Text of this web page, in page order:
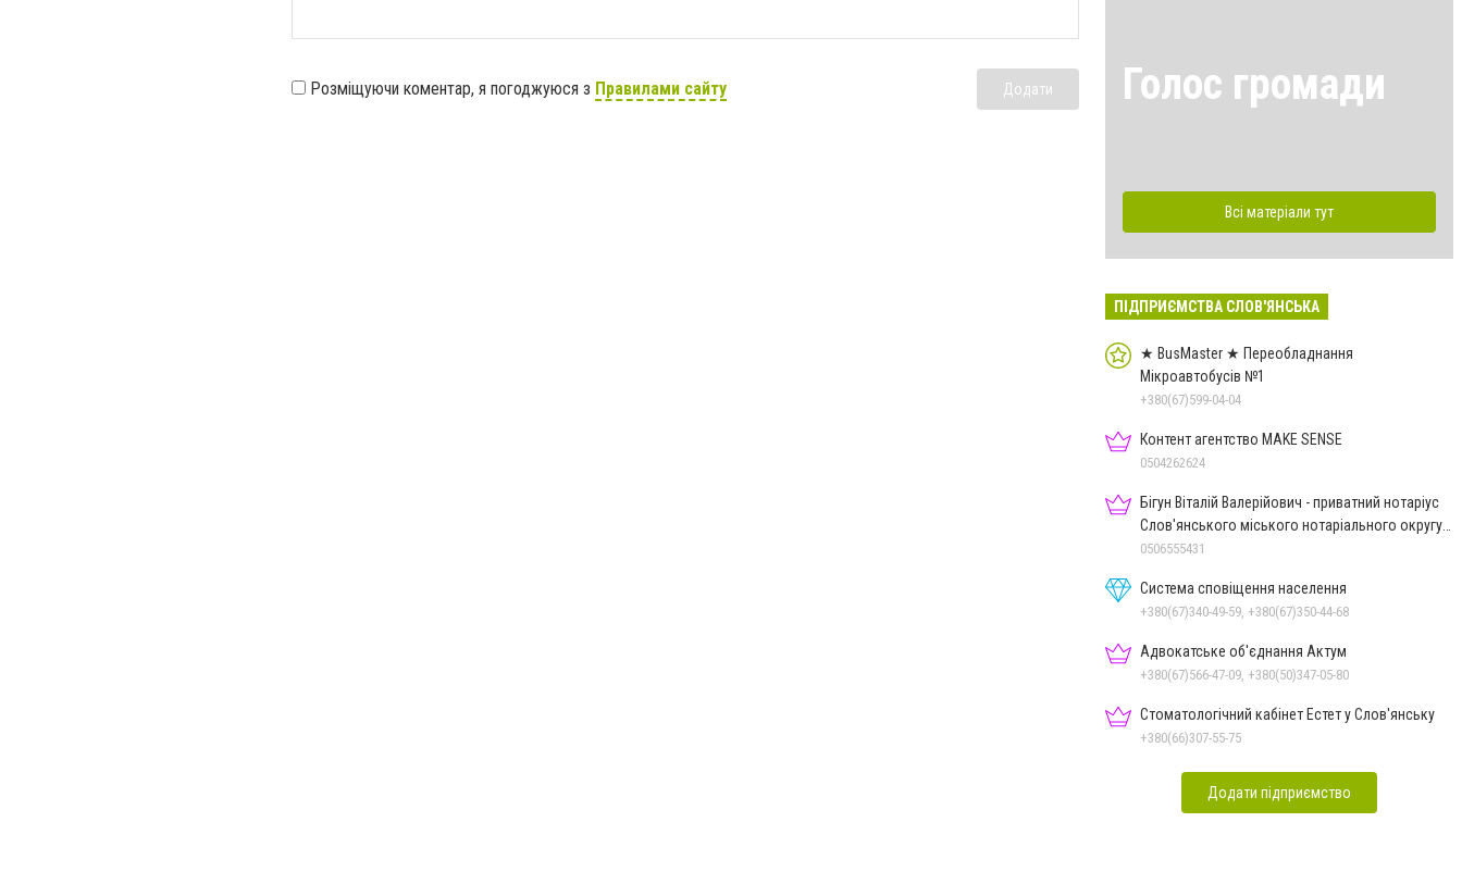
Розміщуючи коментар, я погоджуюся з Правилами сайту Додати Голос громади
Всі матеріали тут
ПІДПРИЄМСТВА СЛОВ'ЯНСЬКА
★ BusMaster ★ Переобладнання
Мікроавтобусів №1
+380(67)599-04-04
Контент агентство MAKE SENSE
0504262624
Бігун Віталій Валерійович - приватний нотаріус
Слов'янського міського нотаріального округу
Дон.обл.
0506555431
Система сповіщення населення
+380(67)340-49-59, +380(67)350-44-68
Адвокатське об'єднання Актум
+380(67)566-47-09, +380(50)347-05-80
Стоматологічний кабінет Естет у Слов'янську
+380(66)307-55-75
Додати підприємство